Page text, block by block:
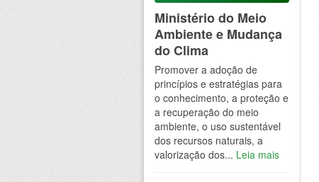
Ministério do Meio
Ambiente e Mudança
do Clima
Promover a adoção de
princípios e estratégias para
o conhecimento, a proteção e
a recuperação do meio
ambiente, o uso sustentável
dos recursos naturais, a
valorização dos... Leia mais